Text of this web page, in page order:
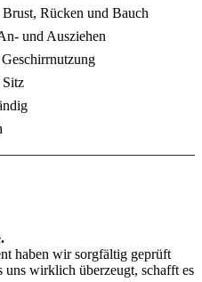
Rücken und Bauch
und Ausziehen
Sitz
haben wir sorgfältig geprüft
uns wirklich überzeugt, schafft es